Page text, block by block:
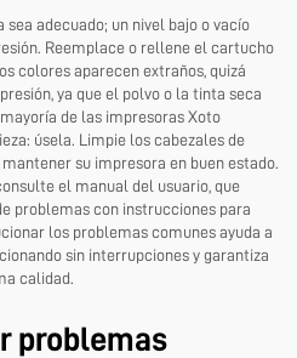
adecuado; un nivel bajo o vacío
Reemplace o rellene el cartucho
colores aparecen extraños, quizá
ya que el polvo o la tinta seca
de las impresoras Xoto
úsela. Limpie los cabezales de
su impresora en buen estado.
el manual del usuario, que
problemas con instrucciones para
los problemas comunes ayuda a
sin interrupciones y garantiza
calidad.
problemas